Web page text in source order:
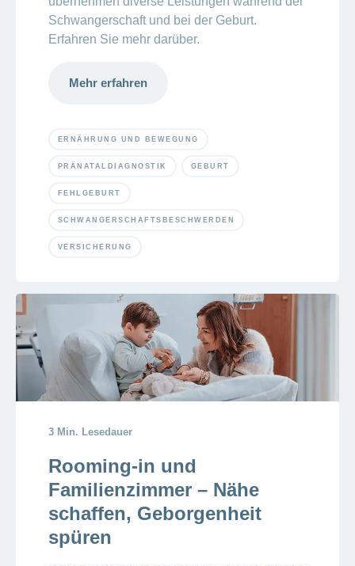
Schwangerschaft und bei der Geburt.
Erfahren Sie mehr darüber.
Mehr erfahren
ERNÄHRUNG UND BEWEGUNG
PRÄNATALDIAGNOSTIK GEBURT
FEHLGEBURT
SCHWANGERSCHAFTSBESCHWERDEN
VERSICHERUNG
3 Min. Lesedauer
Rooming-in und
Familienzimmer – Nähe
schaffen, Geborgenheit
spüren